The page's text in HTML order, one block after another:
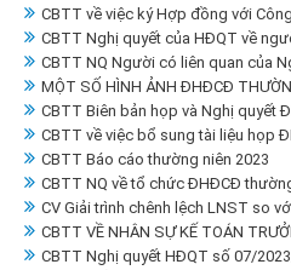
CBTT về việc ký Hợp đồng với
CBTT Nghị quyết của HĐQT về
CBTT NQ Người có liên quan của
MỘT SỐ HÌNH ẢNH ĐHĐCĐ
CBTT Biên bản họp và Nghị quyết
CBTT về việc bổ sung tài liệu họp
CBTT Báo cáo thường niên 2023
CBTT NQ về tổ chức ĐHĐCĐ
CV Giải trình chênh lệch LNST so
CBTT VỀ NHÂN SỰ KẾ TOÁN
CBTT Nghị quyết HĐQT số 07/